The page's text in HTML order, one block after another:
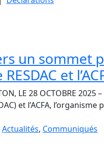
un sommet
et
LE 28 OCTOBRE
et l’ACFA,
Actualités, Communiqués